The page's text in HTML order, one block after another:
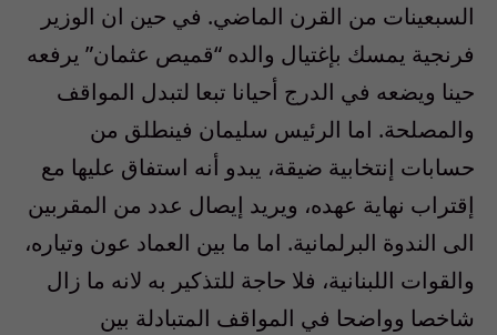
السبعينات من القرن الماضي. في حين ان الوزير
فرنجية يمسك بإغتيال والده “قميص عثمان” يرفعه
حينا ويضعه في الدرج أحيانا تبعا لتبدل المواقف
والمصلحة. اما الرئيس سليمان فينطلق من
حسابات إنتخابية ضيقة، يبدو أنه استفاق عليها مع
إقتراب نهاية عهده، ويريد إيصال عدد من المقربين
الى الندوة البرلمانية. اما ما بين العماد عون وتياره،
والقوات اللبنانية، فلا حاجة للتذكير به لانه ما زال
شاخصا وواضحا في المواقف المتبادلة بين